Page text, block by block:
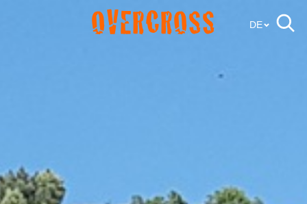
OVERCROSS DE